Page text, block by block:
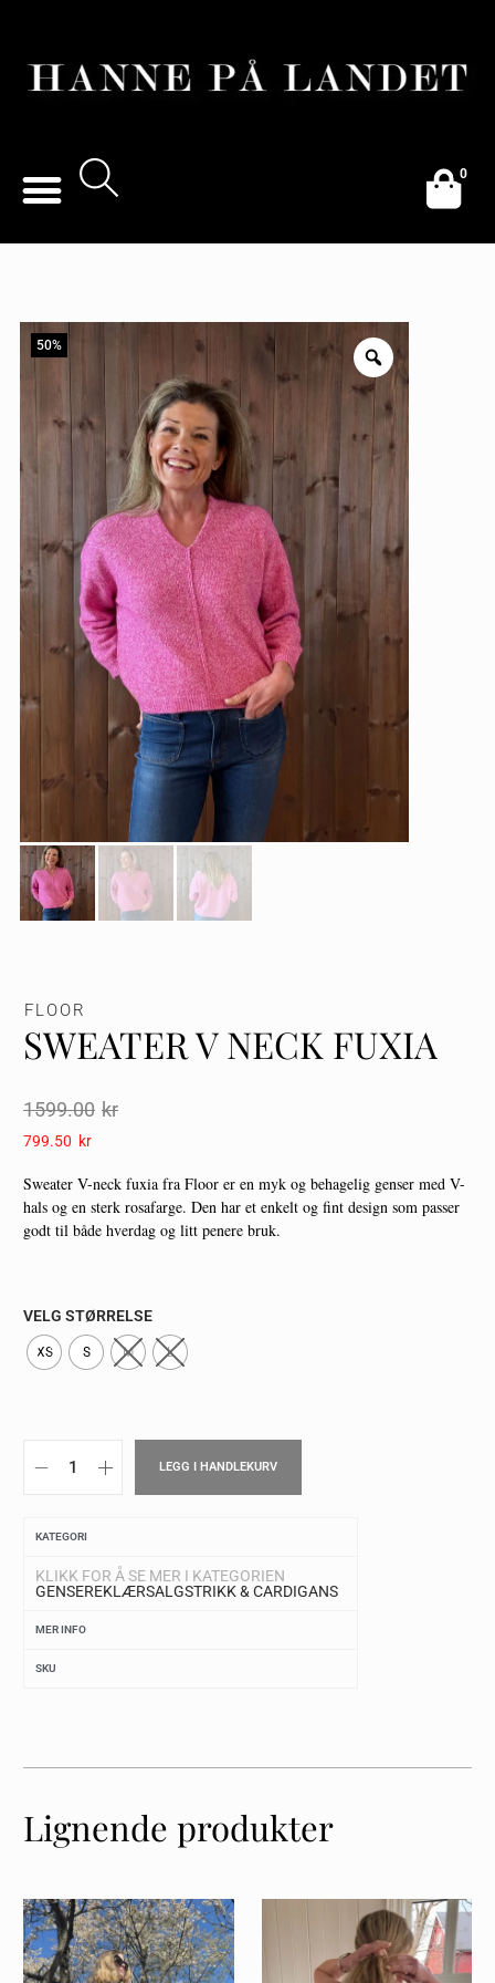
0
50%
FLOOR
SWEATER V NECK FUXIA
1599.00 Kr
799.50 Kr
Sweater V-neck fuxia fra Floor er en myk og behagelig genser med V-
hals og en sterk rosafarge. Den har et enkelt og fint design som passer
godt til både hverdag og litt penere bruk.
VELG STØRRELSE
XS S M L
LEGG I HANDLEKURV
KATEGORI
KLIKK FOR Å SE MER I KATEGORIEN
GENSEREKLÆRSALGSTRIKK & CARDIGANS
MER INFO
SKU
Lignende produkter